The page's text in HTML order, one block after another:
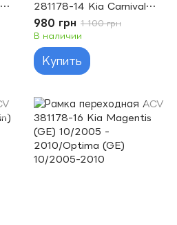
281178-14 Kia Carnival
II(06-)
980 грн 1 100 грн
В наличии
Купить